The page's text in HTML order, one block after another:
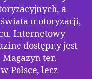
a
motoryzacji,
Internetowy
dostępny jest
ten
Polsce, lecz